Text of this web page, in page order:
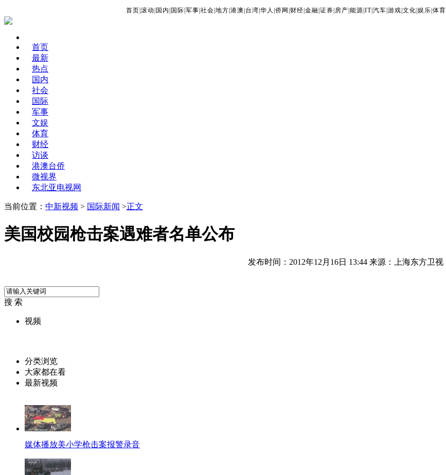
首页 滚动 国内 国际 军事 社会 地方 港澳 台湾 华人 侨网 财经 金融 证券 房产 能源 IT| 汽车 游戏 文化 娱乐 体育
首页
最新
热点
国内
社会
国际
军事
文娱
体育
财经
访谈
港澳台侨
微视界
东北亚电视网
当前位置： 中新视频 > 国际新闻 >正文
美国校园枪击案遇难者名单公布
发布时间：2012年12月16日 13:44 来源：上海东方卫视
搜 索
视频
分类浏览
大家都在看
最新视频
媒体播放美小学枪击案报警录音